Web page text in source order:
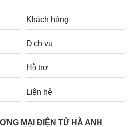
Khách hàng
Dịch vụ
Hỗ trợ
Liên hệ
MẠI ĐIỆN TỬ HÀ ANH